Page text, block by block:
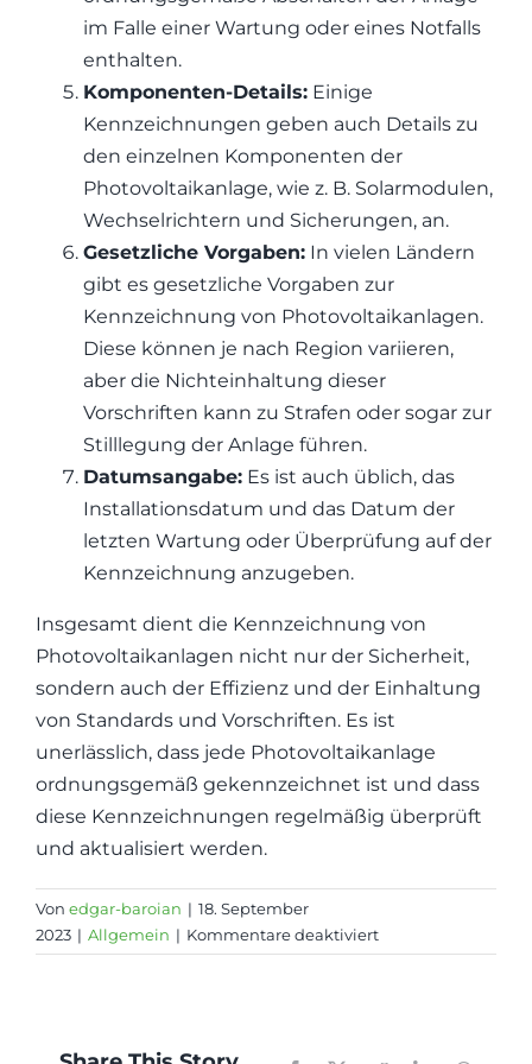
im Falle einer Wartung oder eines Notfalls
enthalten.
Komponenten-Details: Einige
Kennzeichnungen geben auch Details zu
den einzelnen Komponenten der
Photovoltaikanlage, wie z. B. Solarmodulen,
Wechselrichtern und Sicherungen, an.
Gesetzliche Vorgaben: In vielen Ländern
gibt es gesetzliche Vorgaben zur
Kennzeichnung von Photovoltaikanlagen.
Diese können je nach Region variieren,
aber die Nichteinhaltung dieser
Vorschriften kann zu Strafen oder sogar zur
Stilllegung der Anlage führen.
Datumsangabe: Es ist auch üblich, das
Installationsdatum und das Datum der
letzten Wartung oder Überprüfung auf der
Kennzeichnung anzugeben.
Insgesamt dient die Kennzeichnung von
Photovoltaikanlagen nicht nur der Sicherheit,
sondern auch der Effizienz und der Einhaltung
von Standards und Vorschriften. Es ist
unerlässlich, dass jede Photovoltaikanlage
ordnungsgemäß gekennzeichnet ist und dass
diese Kennzeichnungen regelmäßig überprüft
und aktualisiert werden.
Von edgar-baroian | 18. September
2023 | Allgemein | Kommentare deaktiviertfür
Kennzeichnung